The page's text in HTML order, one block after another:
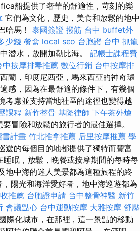
船提供了奢華的舒適性，苛刻的樂
它們為文化，歷史，美食和放鬆的地中
哈馬！ 泰國簽證 撥筋 台中 buffet外
少錢 餐盒 local seo 台胞證 台中 抓龍
潛水，放開加勒比海。 記帳士課程費
中按摩排毒推薦 數位行銷 台中按摩排
蘭，印度尼西亞，馬來西亞的神奇環
感，因為在最舒適的條件下，有幾個
考慮並支持當地社區的途徑也變得越
課程 新竹整骨 基隆律師 下午茶外燴
冒險和放鬆的旅行者的最佳選擇。
書計畫 竹北推拿推薦 后里按摩推薦 學
遊的每個目的地都提供了獨特而豐富
睡眠，放鬆，晚餐或按摩期間的每時每
地中海的迷人美景都為這種旅程的終
陽光和海洋愛好者，地中海巡遊都為
推薦 台胞證申請 台中整骨神醫 新竹
會議點心 台中運動按摩 大雅按摩 舒壓
際化城市，在那裡，這一景點的移動